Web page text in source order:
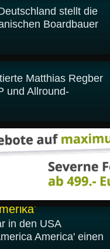
stellt die
Boardbauer
Matthias Regber
und Allround-
in den USA
America' einen